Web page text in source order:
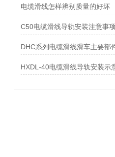
电缆滑线怎样辨别质量的好坏
C50电缆滑线导轨安装注意事项
DHC系列电缆滑线滑车主要部
HXDL-40电缆滑线导轨安装示